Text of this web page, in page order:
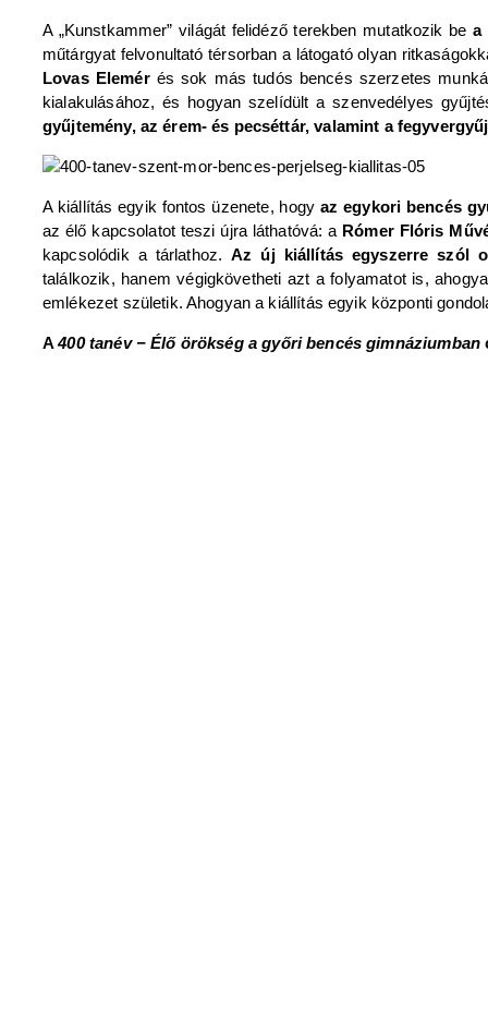
A „Kunstkammer” világát felidéző terekben mutatkozik be a
műtárgyat felvonultató térsorban a látogató olyan
Lovas Elemérés sok más tudós bencés szerzetes
kialakulásához, és hogyan szelídült a szenvedélyes
gyűjtemény, az érem- és pecséttár, valamint a
A kiállítás egyik fontos üzenete, hogy az egykori bencés
az élő kapcsolatot teszi újra láthatóvá: a Rómer Flóris
kapcsolódik a tárlathoz.Az új kiállítás egyszerre szól
találkozik, hanem végigkövetheti azt a folyamatot is,
emlékezet születik. Ahogyan a kiállítás egyik központi
A400 tanév − Élő örökség a győri bencés gimnáziumban